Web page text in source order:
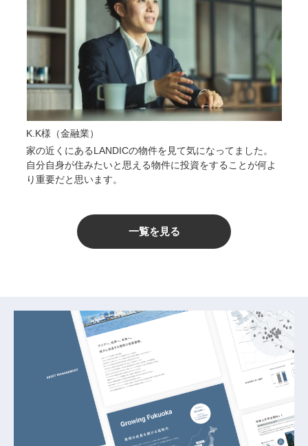
K.K様（金融業）
家の近くにあるLANDICの物件を見て気になってました。
自分自身が住みたいと思える物件に投資をすることが何よ
り重要だと思います。
一覧を見る